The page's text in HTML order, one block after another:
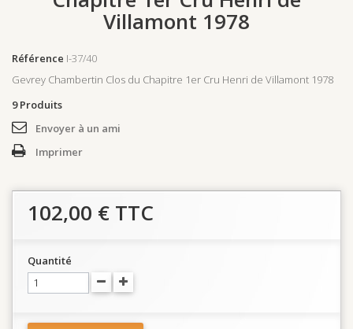
Villamont 1978
Référence I-37/40
Gevrey Chambertin Clos du Chapitre 1er Cru Henri de Villamont 1978
9 Produits
Envoyer à un ami
Imprimer
102,00 € TTC
Quantité